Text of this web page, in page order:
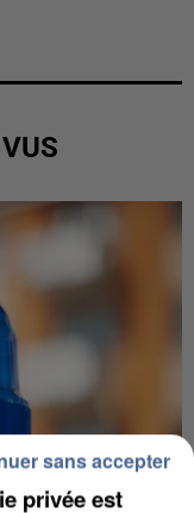
privée est
sans accepter